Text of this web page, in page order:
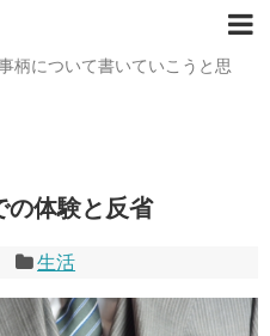
柄について書いていこうと思
の体験と反省
生活